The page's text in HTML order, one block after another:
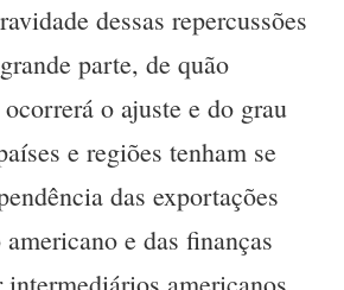
dessas repercussões
parte, de quão
o ajuste e do grau
e regiões tenham se
das exportações
e das finanças